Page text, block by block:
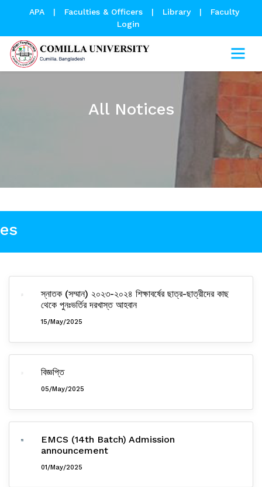
APA | Faculties & Officers | Library |
Faculty
Login
All Notices
স্নাতক (সম্মান) ২০২৩-২০২৪ শিক্ষাবর্ষের ছাত্র-ছাত্রীদের কাছ
থেকে পুনঃভর্তির দরখাস্ত আহবান
15/May/2025
বিজ্ঞপ্তি
05/May/2025
EMCS (14th Batch) Admission
announcement
01/May/2025